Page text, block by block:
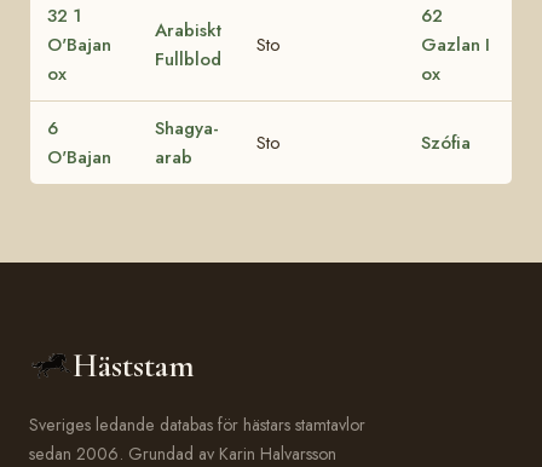
32 1
O'Bajan
ox
Arabiskt
Fullblod
Sto
62
Gazlan I
ox
6
O'Bajan
Shagya-
arab
Sto Szófia
Häststam
Sveriges ledande databas för hästars stamtavlor
sedan 2006. Grundad av Karin Halvarsson